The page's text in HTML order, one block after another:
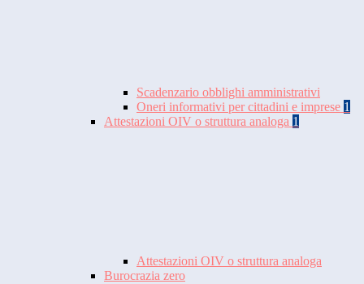
Scadenzario obblighi amministrativi
Oneri informativi per cittadini e imprese 1
Attestazioni OIV o struttura analoga 1
Attestazioni OIV o struttura analoga
Burocrazia zero